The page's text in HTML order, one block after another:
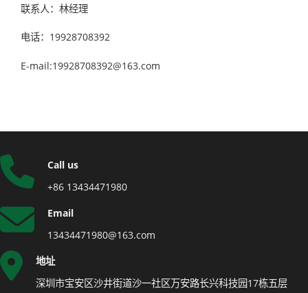
联系人：林经理
电话：19928708392
E-mail:19928708392@163.com
Call us
+86 13434471980
Email
13434471980@163.com
地址
深圳市宝安区沙井街道沙一社区万安路长兴科技园17栋五层